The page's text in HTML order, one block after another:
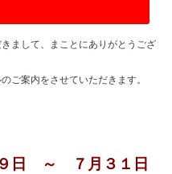
まして、まことにありがとうござ
ご案内をさせていただきます。
日 ～ ７月３１日